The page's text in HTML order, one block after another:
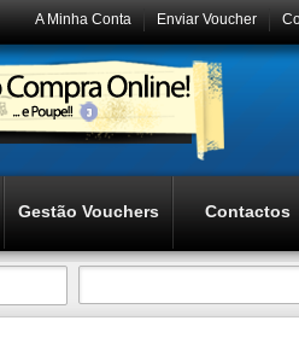
Enviar Voucher
A Minha Conta
Gestão Vouchers Contactos